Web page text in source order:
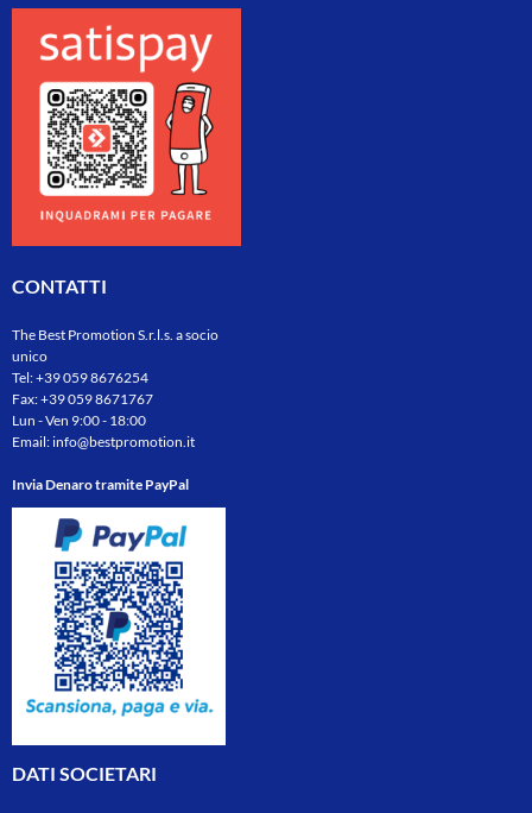
CONTATTI
The Best Promotion S.r.l.s. a socio
unico
Tel:+39 059 8676254
Fax: +39 059 8671767
Lun - Ven 9:00 - 18:00
Email:info@bestpromotion.it
Invia Denaro tramite PayPal
DATI SOCIETARI